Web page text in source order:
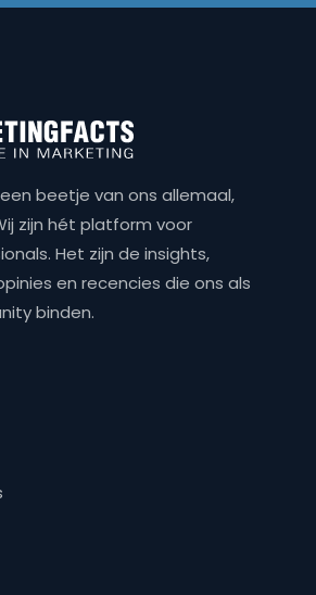
beetje van ons allemaal,
zijn hét platform voor
Het zijn de insights,
en recencies die ons als
binden.